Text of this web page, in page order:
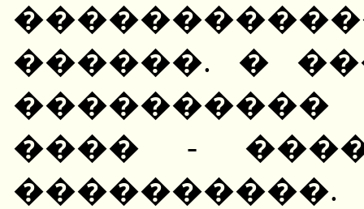
������. �
����������
���� -